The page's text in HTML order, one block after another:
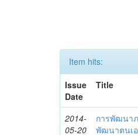
Item hits:
Issue
Date
Title
2014-
05-20
การพัฒนา
พัฒนาตนเ